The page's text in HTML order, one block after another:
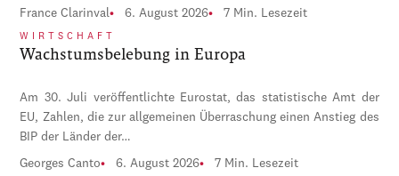
France Clarinval 6. August 2026 7 Min. Lesezeit
WIRTSCHAFT
Wachstumsbelebung in Europa
Am 30. Juli veröffentlichte Eurostat, das statistische Amt der
EU, Zahlen, die zur allgemeinen Überraschung einen Anstieg des
BIP der Länder der…
Georges Canto 6. August 2026 7 Min. Lesezeit